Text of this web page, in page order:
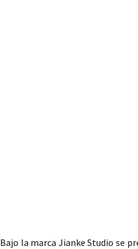
Bajo la marca Jianke Studio se